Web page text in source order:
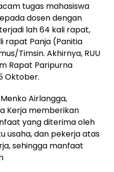
tugas mahasiswa
dosen dengan
lah 64 kali rapat,
rapat Panja (Panitia
Timsin. Akhirnya, RUU
Rapat Paripurna
Oktober.
Airlangga,
Kerja memberikan
yang diterima oleh
usaha, dan pekerja atas
sehingga manfaat